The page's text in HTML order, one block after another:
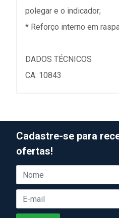
polegar e o indicador;
* Reforço interno em
DADOS TÉCNICOS
CA: 10843
Cadastre-se para
ofertas!